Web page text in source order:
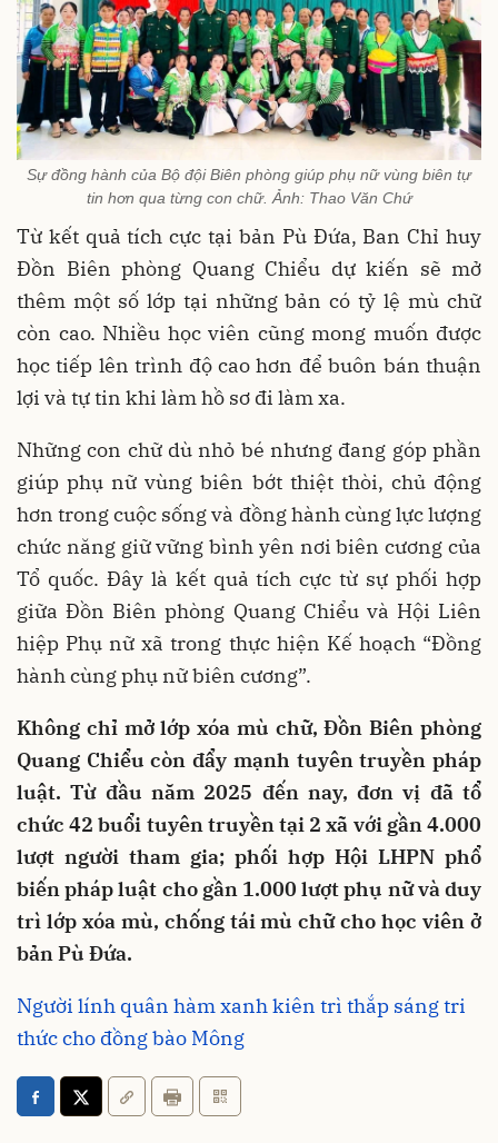
Sự đồng hành của Bộ đội Biên phòng giúp phụ nữ vùng biên tự
tin hơn qua từng con chữ. Ảnh: Thao Văn Chứ
Từ kết quả tích cực tại bản Pù Đứa, Ban Chỉ huy
Đồn Biên phòng Quang Chiểu dự kiến sẽ mở
thêm một số lớp tại những bản có tỷ lệ mù chữ
còn cao. Nhiều học viên cũng mong muốn được
học tiếp lên trình độ cao hơn để buôn bán thuận
lợi và tự tin khi làm hồ sơ đi làm xa.
Những con chữ dù nhỏ bé nhưng đang góp phần
giúp phụ nữ vùng biên bớt thiệt thòi, chủ động
hơn trong cuộc sống và đồng hành cùng lực lượng
chức năng giữ vững bình yên nơi biên cương của
Tổ quốc. Đây là kết quả tích cực từ sự phối hợp
giữa Đồn Biên phòng Quang Chiểu và Hội Liên
hiệp Phụ nữ xã trong thực hiện Kế hoạch “Đồng
hành cùng phụ nữ biên cương”.
Không chỉ mở lớp xóa mù chữ, Đồn Biên phòng
Quang Chiểu còn đẩy mạnh tuyên truyền pháp
luật. Từ đầu năm 2025 đến nay, đơn vị đã tổ
chức 42 buổi tuyên truyền tại 2 xã với gần 4.000
lượt người tham gia; phối hợp Hội LHPN phổ
biến pháp luật cho gần 1.000 lượt phụ nữ và duy
trì lớp xóa mù, chống tái mù chữ cho học viên ở
bản Pù Đứa.
Người lính quân hàm xanh kiên trì thắp sáng tri
thức cho đồng bào Mông